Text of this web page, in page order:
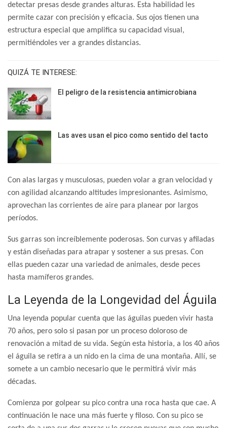
detectar presas desde grandes alturas. Esta habilidad les
permite cazar con precisión y eficacia. Sus ojos tienen una
estructura especial que amplifica su capacidad visual,
permitiéndoles ver a grandes distancias.
QUIZÁ TE INTERESE:
El peligro de la resistencia antimicrobiana
Las aves usan el pico como sentido del tacto
Con alas largas y musculosas, pueden volar a gran velocidad y
con agilidad alcanzando altitudes impresionantes. Asimismo,
aprovechan las corrientes de aire para planear por largos
períodos.
Sus garras son increíblemente poderosas. Son curvas y afiladas
y están diseñadas para atrapar y sostener a sus presas. Con
ellas pueden cazar una variedad de animales, desde peces
hasta mamíferos grandes.
La Leyenda de la Longevidad del Águila
Una leyenda popular cuenta que las águilas pueden vivir hasta
70 años, pero solo si pasan por un proceso doloroso de
renovación a mitad de su vida. Según esta historia, a los 40 años
el águila se retira a un nido en la cima de una montaña. Allí, se
somete a un cambio necesario que le permitirá vivir más
décadas.
Comienza por golpear su pico contra una roca hasta que cae. A
continuación le nace una más fuerte y filoso. Con su pico se